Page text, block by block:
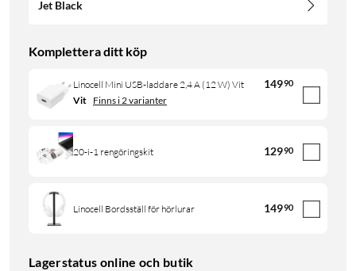
Jet Black
Komplettera ditt köp
Linocell Mini USB-laddare 2,4 A (12 W) Vit 14990
Vit Finns i 2 varianter
20-i-1 rengöringskit 12990
Linocell Bordsställ för hörlurar 14990
Lagerstatus online och butik